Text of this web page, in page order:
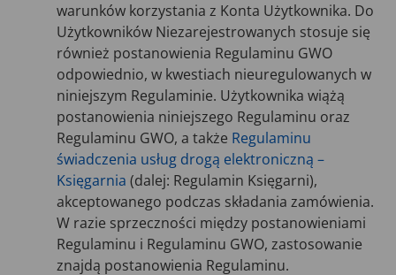
warunków korzystania z Konta Użytkownika. Do
Użytkowników Niezarejestrowanych stosuje się
również postanowienia Regulaminu GWO
odpowiednio, w kwestiach nieuregulowanych w
niniejszym Regulaminie. Użytkownika wiążą
postanowienia niniejszego Regulaminu oraz
Regulaminu GWO, a także Regulaminu
świadczenia usług drogą elektroniczną –
Księgarnia (dalej: Regulamin Księgarni),
akceptowanego podczas składania zamówienia.
W razie sprzeczności między postanowieniami
Regulaminu i Regulaminu GWO, zastosowanie
znajdą postanowienia Regulaminu.